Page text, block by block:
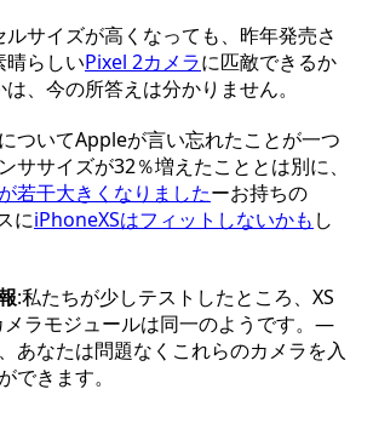
ルサイズが高くなっても、昨年発売さ
晴らしいPixel 2カメラに匹敵できるか
は、今の所答えは分かりません。
ついてAppleが言い忘れたことが一つ
ササイズが32％増えたこととは別に、
若干大きくなりましたーお持ちの
にiPhoneXSはフィットしないかも し
:私たちが少しテストしたところ、XS
メラモジュールは同一のようです。—
あなたは問題なくこれらのカメラを入
できます。